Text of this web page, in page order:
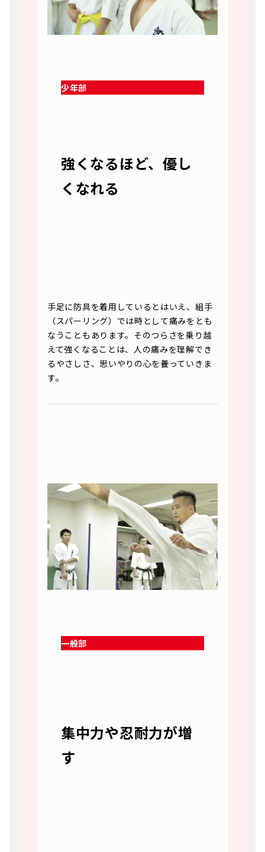
少年部
強くなるほど、優し
くなれる
手足に防具を着用しているとはいえ、組手
（スパーリング）では時として痛みをとも
なうこともあります。そのつらさを乗り越
えて強くなることは、人の痛みを理解でき
るやさしさ、思いやりの心を養っていきま
す。
一般部
集中力や忍耐力が増
す